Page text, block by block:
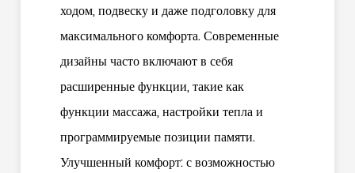
ходом, подвеску и даже подголовку для
максимального комфорта. Современные
дизайны часто включают в себя
расширенные функции, такие как
функции массажа, настройки тепла и
программируемые позиции памяти.
Улучшенный комфорт: с возможностью